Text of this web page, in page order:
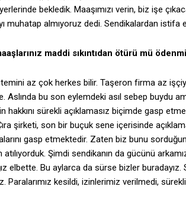
bekledik. Maaşımızı verin, biz işe
muhatap almıyoruz dedi. Sendikalardan istifa
maddi sıkıntıdan ötürü mü
az çok herkes bilir. Taşeron firma az
Aslında bu son eylemdeki asıl sebep buydu
hakkını sürekli açıklamasız biçimde gasp
şirketi, son bir buçuk sene içerisinde
gasp etmektedir. Zaten biz bunu
Şimdi sendikanın da gücünü
elbette. Bu aylarca da sürse bizler
Paralarımız kesildi, izinlerimiz verilmedi,